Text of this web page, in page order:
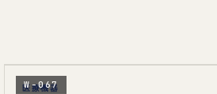
W-067
医療機器